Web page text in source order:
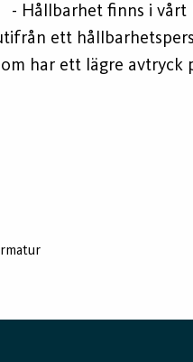
- Hållbarhet finns i vårt
ett
har ett lägre avtryck